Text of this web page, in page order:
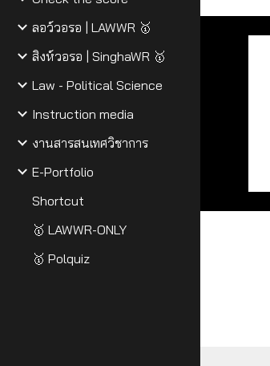
ลอว์วอรอ | LAWWR 🥇
สิงห์วอรอ | SinghaWR 🥇
Law - Political Science
Instruction media
งานสารสนเทศวิชาการ
E-Portfolio
Shortcut
🥇 LAWWR-ONLY
🥇 Polquiz